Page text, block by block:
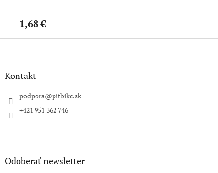
1,68 €
Z
Kontakt
podpora@pitbike.sk
+421 951 362 746
Odoberať newsletter